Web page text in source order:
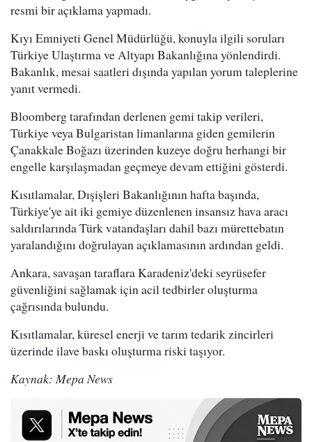
resmi bir açıklama yapmadı.
Kıyı Emniyeti Genel Müdürlüğü, konuyla ilgili soruları
Türkiye Ulaştırma ve Altyapı Bakanlığına yönlendirdi.
Bakanlık, mesai saatleri dışında yapılan yorum taleplerine
yanıt vermedi.
Bloomberg tarafından derlenen gemi takip verileri,
Türkiye veya Bulgaristan limanlarına giden gemilerin
Çanakkale Boğazı üzerinden kuzeye doğru herhangi bir
engelle karşılaşmadan geçmeye devam ettiğini gösterdi.
Kısıtlamalar, Dışişleri Bakanlığının hafta başında,
Türkiye'ye ait iki gemiye düzenlenen insansız hava aracı
saldırılarında Türk vatandaşları dahil bazı mürettebatın
yaralandığını doğrulayan açıklamasının ardından geldi.
Ankara, savaşan taraflara Karadeniz'deki seyrüsefer
güvenliğini sağlamak için acil tedbirler oluşturma
çağrısında bulundu.
Kısıtlamalar, küresel enerji ve tarım tedarik zincirleri
üzerinde ilave baskı oluşturma riski taşıyor.
Kaynak: Mepa News